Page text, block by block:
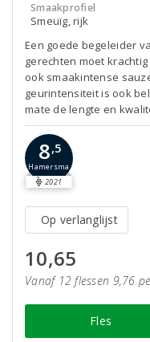
Smaakprofiel
Smeuïg, rijk
Een goede begeleider
gerechten moet
ook smaakintense
geurintensiteit is ook
mate de lengte en
8,5
Hamersma
2021
Op verlanglijst
10,65
Vanaf 12 flessen 9,76
Fles